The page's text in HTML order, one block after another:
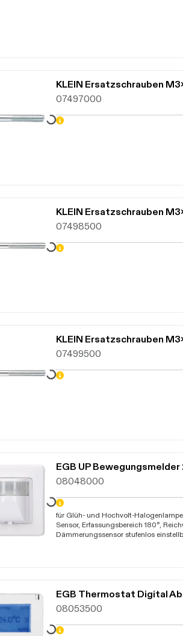
KLEIN Ersatzschrauben
07497000
Daten werden geladen. Bitte warten...
KLEIN Ersatzschrauben
07498500
Daten werden geladen. Bitte warten...
KLEIN Ersatzschrauben
07499500
Daten werden geladen. Bitte warten...
EGB UP
08048000
Daten werden geladen. Bitte warten...
für Glüh- und Hochvolt-
Sensor, Erfassungsbereich 180°,
Dämmerungssensor stufenlos
EGB Thermostat Digital
08053500
Daten werden geladen. Bitte warten...